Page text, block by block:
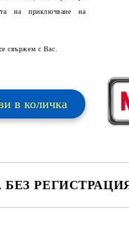
на приключване на
свържем с Вас.